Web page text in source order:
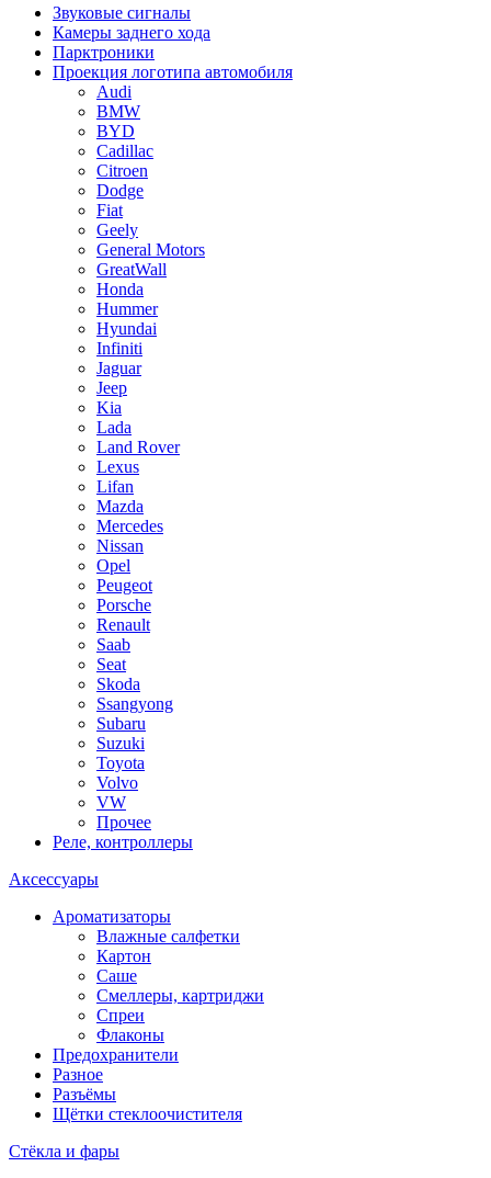
Звуковые сигналы
Камеры заднего хода
Парктроники
Проекция логотипа автомобиля
Audi
BMW
BYD
Cadillac
Citroen
Dodge
Fiat
Geely
General Motors
GreatWall
Honda
Hummer
Hyundai
Infiniti
Jaguar
Jeep
Kia
Lada
Land Rover
Lexus
Lifan
Mazda
Mercedes
Nissan
Opel
Peugeot
Porsche
Renault
Saab
Seat
Skoda
Ssangyong
Subaru
Suzuki
Toyota
Volvo
VW
Прочее
Реле, контроллеры
Аксессуары
Ароматизаторы
Влажные салфетки
Картон
Саше
Смеллеры, картриджи
Спреи
Флаконы
Предохранители
Разное
Разъёмы
Щётки стеклоочистителя
Стёкла и фары